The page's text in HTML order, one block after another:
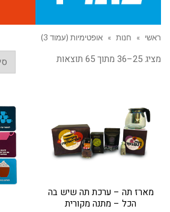
ראשי » חנות » אופטימיות (עמוד 3)
מציג 25–36 מתוך 65 תוצאות
מארז תה – ערכת תה שיש בה
הכל – מתנה מקורית